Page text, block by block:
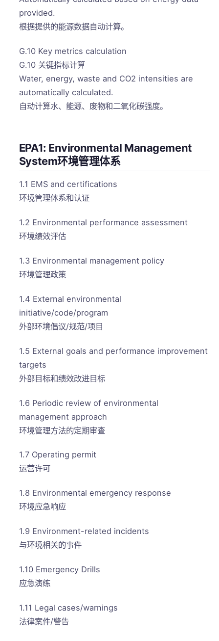
provided.
根据提供的能源数据自动计算。
G.10 Key metrics calculation
G.10 关键指标计算
Water, energy, waste and CO2 intensities are
automatically calculated.
自动计算水、能源、废物和二氧化碳强度。
EPA1: Environmental Management
System环境管理体系
1.1 EMS and certifications
环境管理体系和认证
1.2 Environmental performance assessment
环境绩效评估
1.3 Environmental management policy
环境管理政策
1.4 External environmental
initiative/code/program
外部环境倡议/规范/项目
1.5 External goals and performance improvement
targets
外部目标和绩效改进目标
1.6 Periodic review of environmental
management approach
环境管理方法的定期审查
1.7 Operating permit
运营许可
1.8 Environmental emergency response
环境应急响应
1.9 Environment-related incidents
与环境相关的事件
1.10 Emergency Drills
应急演练
1.11 Legal cases/warnings
法律案件/警告